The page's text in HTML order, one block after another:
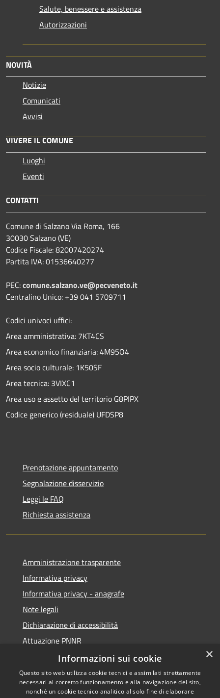
Salute, benessere e assistenza
Autorizzazioni
NOVITÀ
Notizie
Comunicati
Avvisi
VIVERE IL COMUNE
Luoghi
Eventi
CONTATTI
Comune di Salzano Via Roma, 166
30030 Salzano (VE)
Codice Fiscale: 82007420274
Partita IVA: 01536640277
PEC:comune.salzano.ve@pecveneto.it
Centralino Unico: +39 041 5709711
Codici univoci uffici:
Area amministrativa: 7KT4CS
Area economico finanziaria: 4M95O4
Area socio culturale: 1K50SF
Area tecnica: 3VIXC1
Area uso e assetto del territorio G8PIPX
Codice generico (residuale) UFDSP8
Prenotazione appuntamento
Segnalazione disservizio
Leggi le FAQ
Richiesta assistenza
Amministrazione trasparente
Informativa privacy
Informativa privacy - anagrafe
Note legali
Dichiarazione di accessibilità
Attuazione PNNR
Whistleblowing
×
Informazioni sui cookie
Questo sito web utilizza cookie tecnici e assimilati strettamente
necessari al corretto funzionamento e alla navigazione del sito,
nonché un cookie tecnico analitico al solo fine di elaborare